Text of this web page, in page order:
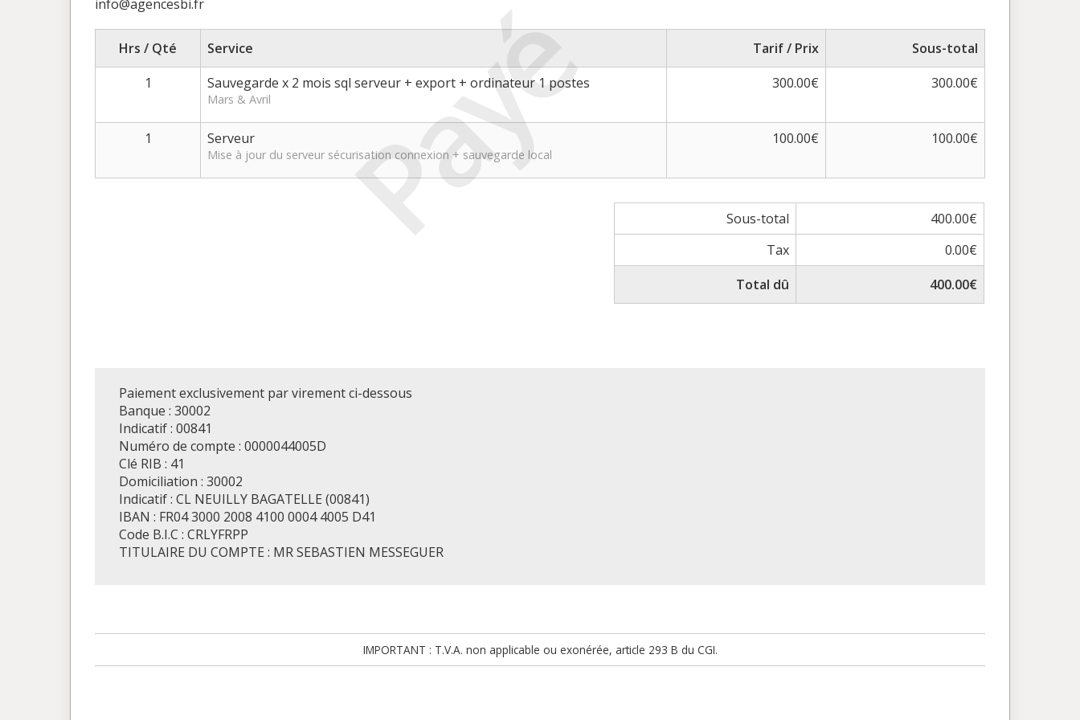
Payé
info@agencesbi.fr
Hrs / Qté Service Tarif / Prix
Sous-total
1
Sauvegarde x 2 mois sql serveur + export + ordinateur 1 postes
Mars & Avril
300.00€ 300.00€
1 Serveur
Mise à jour du serveur sécurisation connexion + sauvegarde local
100.00€ 100.00€
Sous-total
400.00€
Tax
0.00€
Total dû
400.00€
Paiement exclusivement par virement ci-dessous
Banque : 30002
Indicatif : 00841
Numéro de compte : 0000044005D
Clé RIB : 41
Domiciliation : 30002
Indicatif : CL NEUILLY BAGATELLE (00841)
IBAN : FR04 3000 2008 4100 0004 4005 D41
Code B.I.C : CRLYFRPP
TITULAIRE DU COMPTE : MR SEBASTIEN MESSEGUER
IMPORTANT : T.V.A. non applicable ou exonérée, article 293 B du CGI.